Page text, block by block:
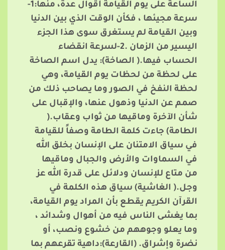
الساعة على يوم القيامة أقوال عدة، منها:1-
سرعة مجيئها ، فكأن الوقت الذي بين الدنيا
وبين القيامة لم يستغرق سوى هذا الجزء
اليسير من الزمان .2-لسرعة انقضاء
الحساب فيها.( الصاخة): يدل اسم الصاخة
على لحظة من لحظات يوم القيامة، وهي
لحظة النفخ في الصور وما يصاحب ذلك من
صمم عن الدنيا وذهول عنها، والإقبال على
شأن الآخرة وماقيها من ثواب وعقاب.(
الطامة) جاءت كلمة الطامة وصفاً للقيامة
في سياق الامتنان على الإنسان بخلق الله
في السماوات والأرض والجبال وماقيها
من متاع للإنسان ودلائل على قدرة الله عز
وجل.( الغاشية) سياق هذه الكلمة في
القرآن الكريم يقطع بأن المراد يوم القيامة،
بما يغشى الناس فيه من أهوال وشدائد ،
وما يعلو وجوههم من خشوع ونصب، أو
نضرة وإشراق. (القارعة):داهية تقرعهم بما